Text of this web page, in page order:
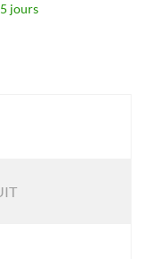
jours